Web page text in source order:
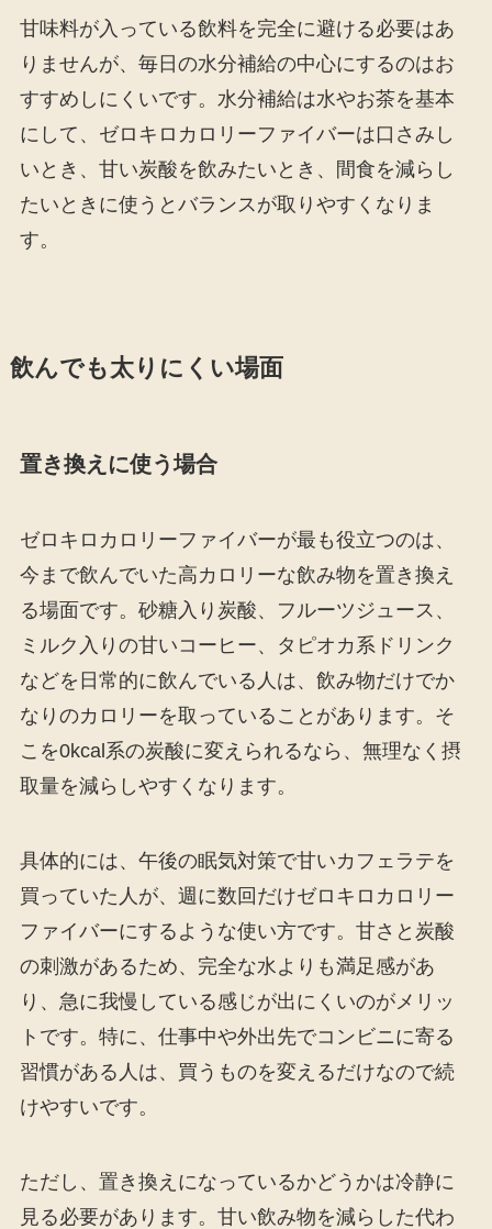
甘味料が入っている飲料を完全に避ける必要はあ
りませんが、毎日の水分補給の中心にするのはお
すすめしにくいです。水分補給は水やお茶を基本
にして、ゼロキロカロリーファイバーは口さみし
いとき、甘い炭酸を飲みたいとき、間食を減らし
たいときに使うとバランスが取りやすくなりま
す。
飲んでも太りにくい場面
置き換えに使う場合
ゼロキロカロリーファイバーが最も役立つのは、
今まで飲んでいた高カロリーな飲み物を置き換え
る場面です。砂糖入り炭酸、フルーツジュース、
ミルク入りの甘いコーヒー、タピオカ系ドリンク
などを日常的に飲んでいる人は、飲み物だけでか
なりのカロリーを取っていることがあります。そ
こを0kcal系の炭酸に変えられるなら、無理なく摂
取量を減らしやすくなります。
具体的には、午後の眠気対策で甘いカフェラテを
買っていた人が、週に数回だけゼロキロカロリー
ファイバーにするような使い方です。甘さと炭酸
の刺激があるため、完全な水よりも満足感があ
り、急に我慢している感じが出にくいのがメリッ
トです。特に、仕事中や外出先でコンビニに寄る
習慣がある人は、買うものを変えるだけなので続
けやすいです。
ただし、置き換えになっているかどうかは冷静に
見る必要があります。甘い飲み物を減らした代わ